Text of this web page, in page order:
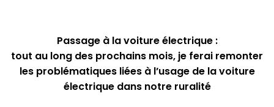
Passage à la voiture électrique :
tout au long des prochains mois, je ferai remonter
les problématiques liées à l’usage de la voiture
électrique dans notre ruralité